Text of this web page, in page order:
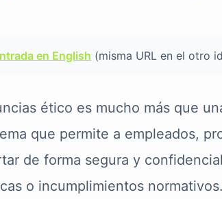
en English (misma URL en el otro
ético es mucho más que
que permite a empleados,
de forma segura y
o incumplimientos normativos.